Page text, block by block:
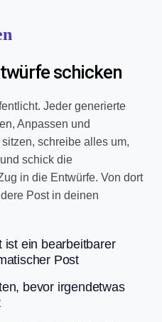
schicken
Jeder generierte
Anpassen und
schreibe alles um,
schick die
in die Entwürfe. Von dort
Post in deinen
ist ein bearbeitbarer
Post
bevor irgendetwas